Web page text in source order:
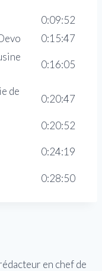
0:09:52
0:15:47
0:16:05
de
0:20:47
0:20:52
0:24:19
0:28:50
en chef de